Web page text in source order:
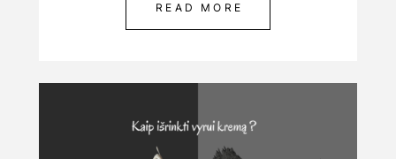
READ MORE